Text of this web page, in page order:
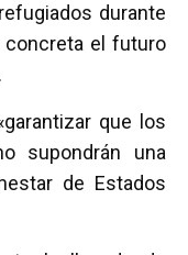
durante
concreta el futuro
que los
supondrán una
de Estados